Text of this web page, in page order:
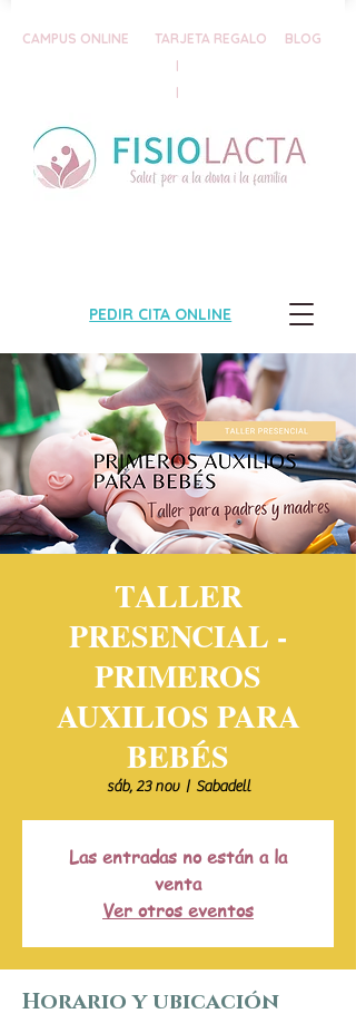
PEDIR CITA ONLINE
CAMPUS ONLINE TARJETA REGALO BLOG
TALLER
PRESENCIAL -
PRIMEROS
AUXILIOS PARA
BEBÉS
sáb, 23 nov
  |
Sabadell
Las entradas no están a la
venta
Ver otros eventos
Horario y ubicación